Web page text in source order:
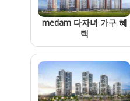
medam 다자녀 가구 혜
택